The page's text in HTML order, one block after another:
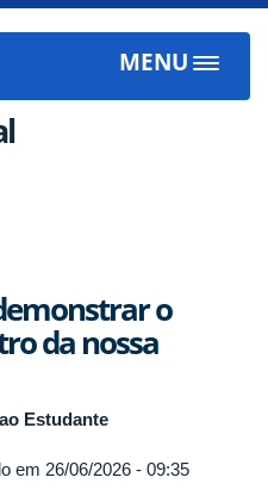
MENU
Toggle
o
da nossa
Estudante
em 26/06/2026 - 09:35